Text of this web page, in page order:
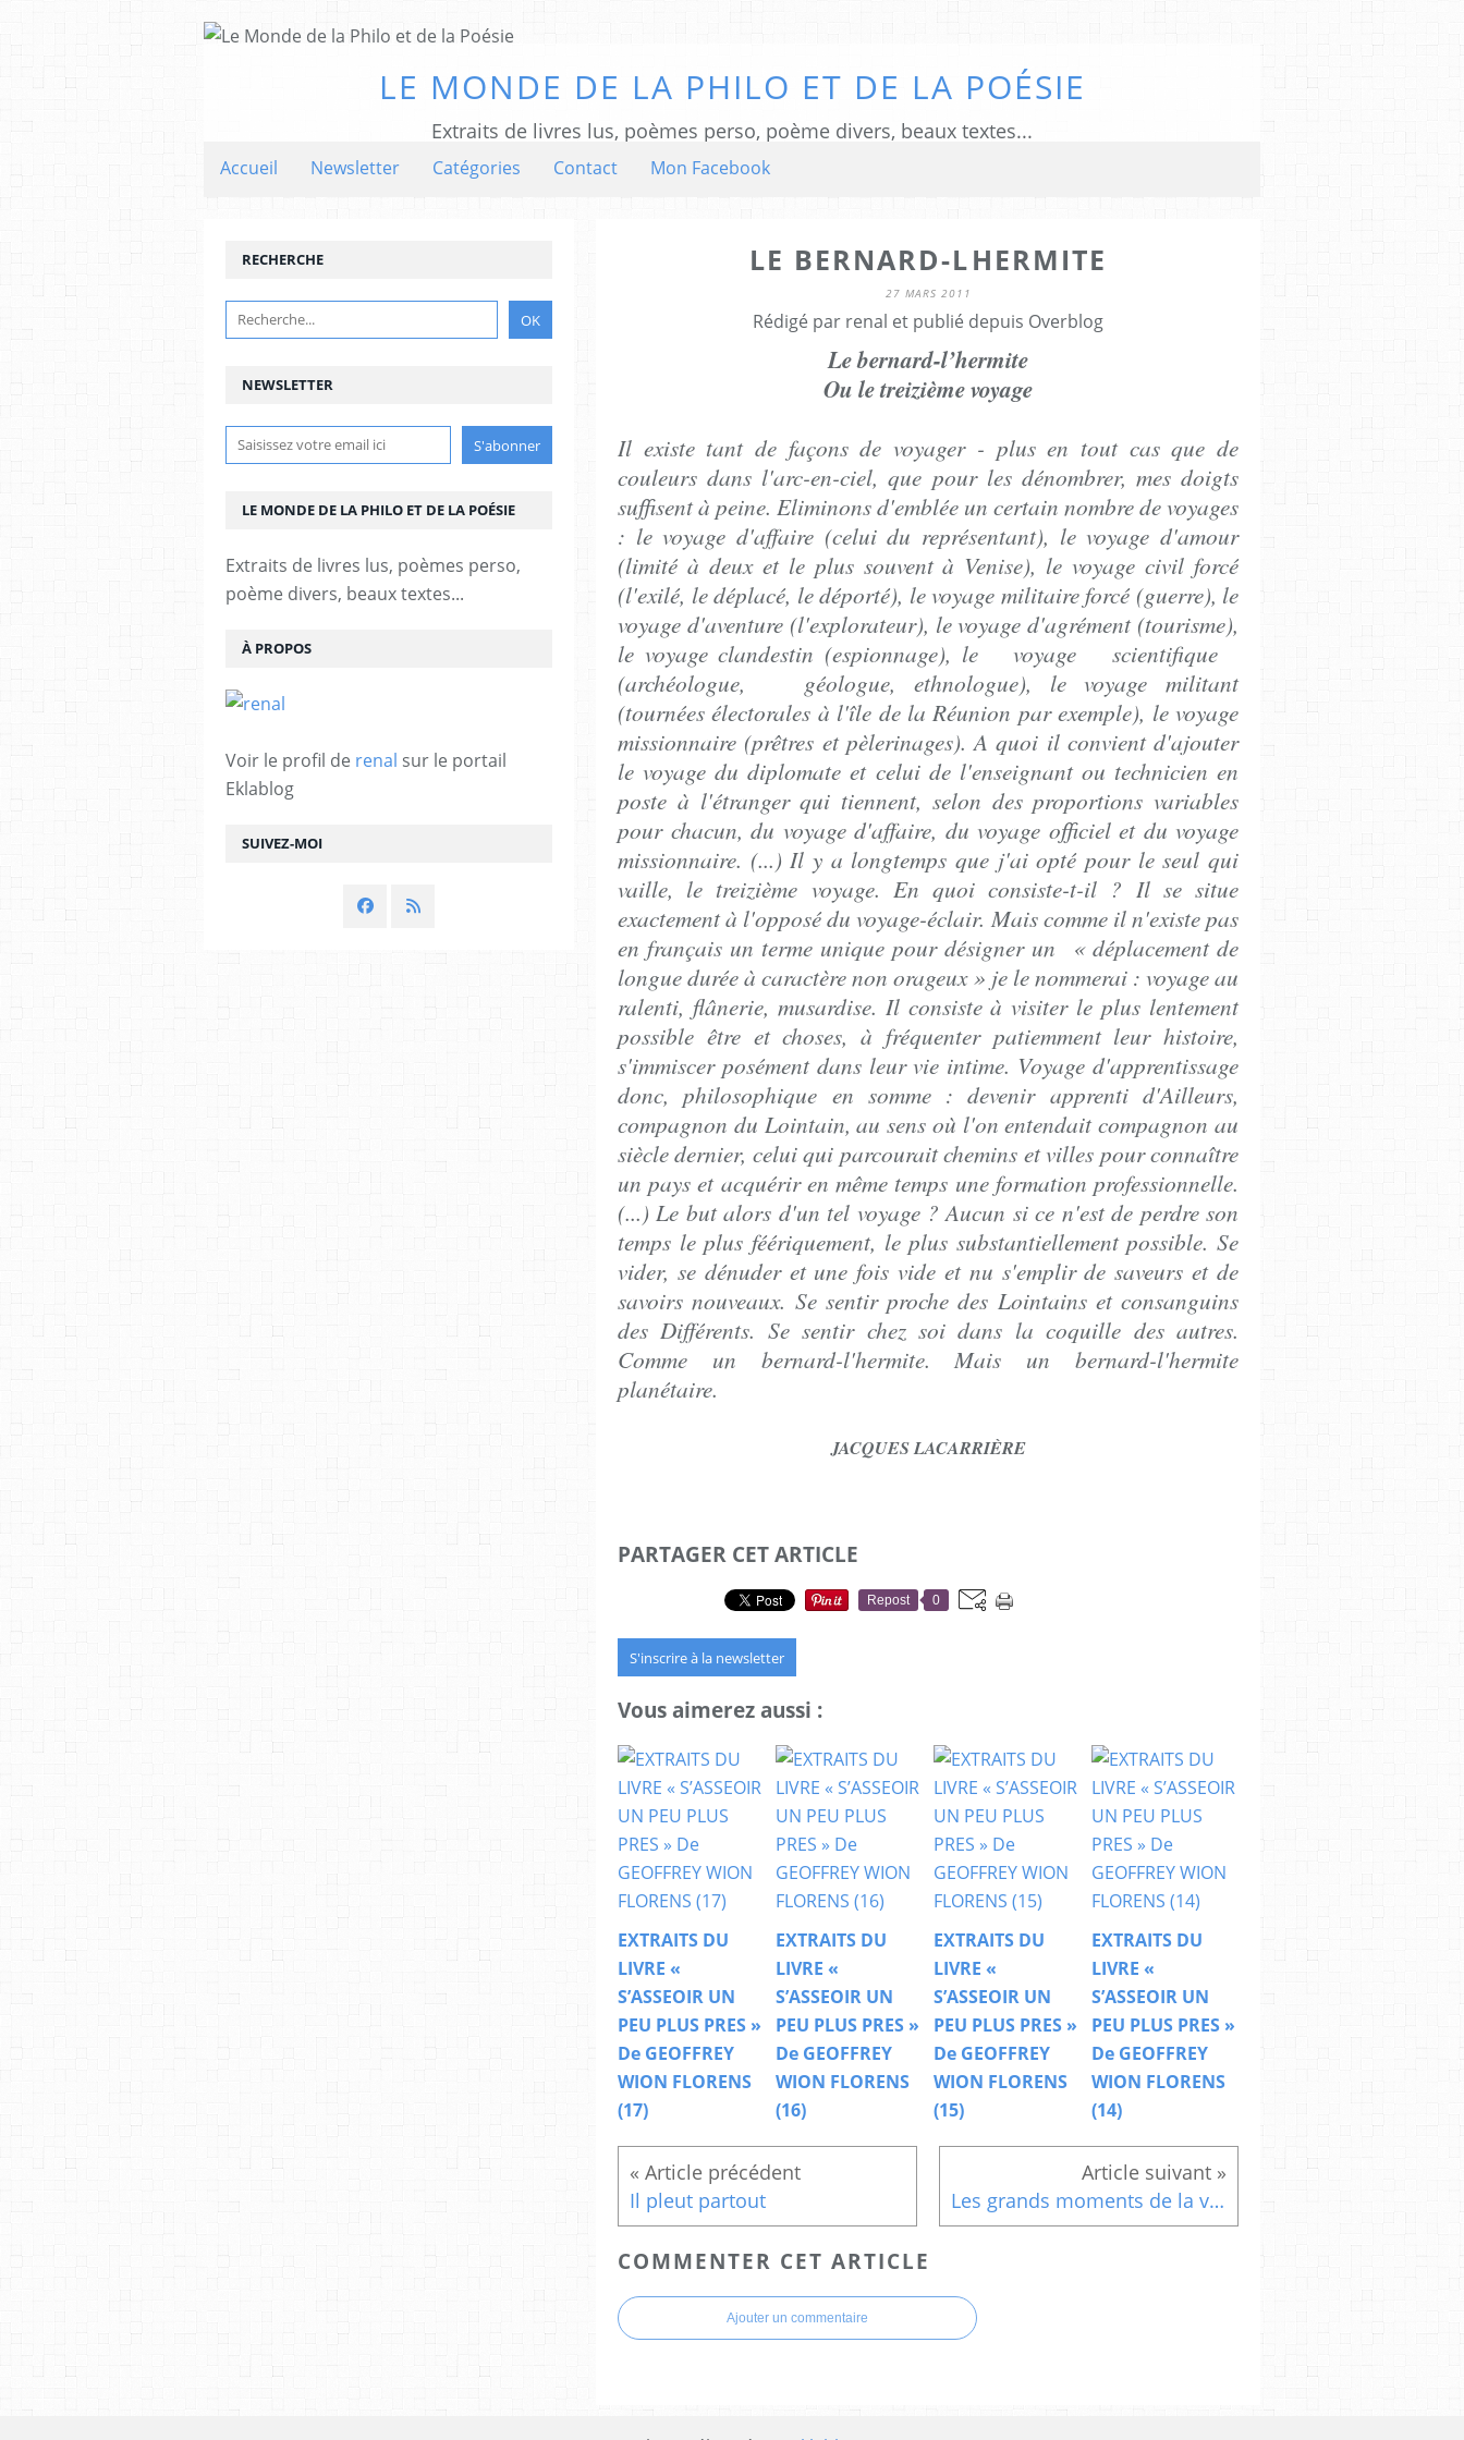
LE MONDE DE LA PHILO ET DE LA POÉSIE
Extraits de livres lus, poèmes perso, poème divers, beaux textes...
Accueil Newsletter Catégories Contact Mon Facebook
LE BERNARD-LHERMITE
27 MARS 2011
Rédigé par renal et publié depuis Overblog
Le bernard-l’hermite
Ou le treizième voyage
Il existe tant de façons de voyager - plus en tout cas que de
couleurs dans l'arc-en-ciel, que pour les dénombrer, mes doigts
suffisent à peine. Eliminons d'emblée un certain nombre de voyages
: le voyage d'affaire (celui du représentant), le voyage d'amour
(limité à deux et le plus souvent à Venise), le voyage civil forcé
(l'exilé, le déplacé, le déporté), le voyage militaire forcé (guerre), le
voyage d'aventure (l'explorateur), le voyage d'agrément (tourisme),
le voyage clandestin (espionnage), le
voyage
scientifique
(archéologue,
géologue, ethnologue), le voyage militant
(tournées électorales à l'île de la Réunion par exemple), le voyage
missionnaire (prêtres et pèlerinages). A quoi il convient d'ajouter
le voyage du diplomate et celui de l'enseignant ou technicien en
poste à l'étranger qui tiennent, selon des proportions variables
pour chacun, du voyage d'affaire, du voyage officiel et du voyage
missionnaire. (...) Il y a longtemps que j'ai opté pour le seul qui
vaille, le treizième voyage. En quoi consiste-t-il ? Il se situe
exactement à l'opposé du voyage-éclair. Mais comme il n'existe pas
en français un terme unique pour désigner un « déplacement de
longue durée à caractère non orageux » je le nommerai : voyage au
ralenti, flânerie, musardise. Il consiste à visiter le plus lentement
possible être et choses, à fréquenter patiemment leur histoire,
s'immiscer posément dans leur vie intime. Voyage d'apprentissage
donc, philosophique en somme : devenir apprenti d'Ailleurs,
compagnon du Lointain, au sens où l'on entendait compagnon au
siècle dernier, celui qui parcourait chemins et villes pour connaître
un pays et acquérir en même temps une formation professionnelle.
(...) Le but alors d'un tel voyage ? Aucun si ce n'est de perdre son
temps le plus féériquement, le plus substantiellement possible. Se
vider, se dénuder et une fois vide et nu s'emplir de saveurs et de
savoirs nouveaux. Se sentir proche des Lointains et consanguins
des Différents. Se sentir chez soi dans la coquille des autres.
Comme un bernard-l'hermite. Mais un bernard-l'hermite
planétaire.
JACQUES LACARRIÈRE
PARTAGER CET ARTICLE
Repost 0
S'inscrire à la newsletter
Vous aimerez aussi :
EXTRAITS DU
LIVRE «
S’ASSEOIR UN
PEU PLUS PRES »
De GEOFFREY
WION FLORENS
(17)
EXTRAITS DU
LIVRE «
S’ASSEOIR UN
PEU PLUS PRES »
De GEOFFREY
WION FLORENS
(16)
EXTRAITS DU
LIVRE «
S’ASSEOIR UN
PEU PLUS PRES »
De GEOFFREY
WION FLORENS
(15)
EXTRAITS DU
LIVRE «
S’ASSEOIR UN
PEU PLUS PRES »
De GEOFFREY
WION FLORENS
(14)
Il pleut partout Les grands moments de la vie en poésies L'ami
COMMENTER CET ARTICLE
Ajouter un commentaire
NEWSLETTER
SUIVEZ-MOI
RECHERCHE
LE MONDE DE LA PHILO ET DE LA POÉSIE
Extraits de livres lus, poèmes perso,
poème divers, beaux textes...
À PROPOS
Voir le profil de renal sur le portail
Eklablog